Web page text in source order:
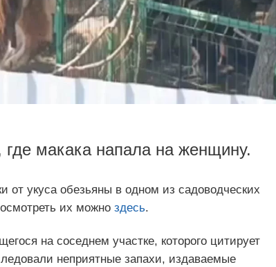
макака напала на женщину.
от укуса обезьяны в одном из садоводческих
их можно здесь.
на соседнем участке, которого цитирует
неприятные запахи, издаваемые